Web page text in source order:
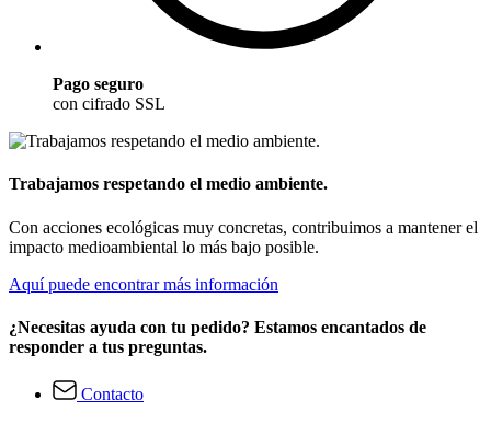
Pago seguro
con cifrado SSL
Trabajamos respetando el medio ambiente.
Con acciones ecológicas muy concretas, contribuimos a mantener el
impacto medioambiental lo más bajo posible.
Aquí puede encontrar más información
¿Necesitas ayuda con tu pedido? Estamos encantados de
responder a tus preguntas.
Contacto